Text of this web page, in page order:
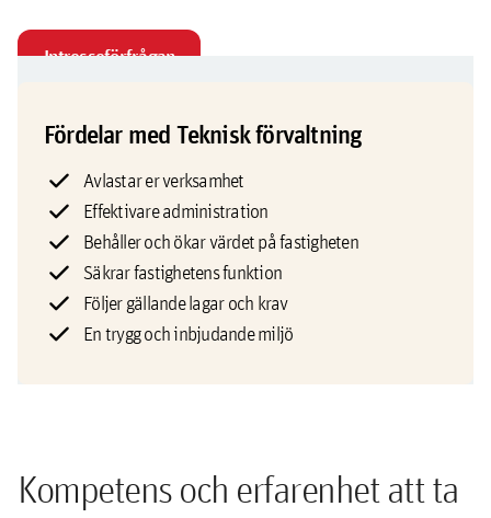
Intresseförfrågan
Fördelar med Teknisk förvaltning
Avlastar er verksamhet
Effektivare administration
Behåller och ökar värdet på fastigheten
Säkrar fastighetens funktion
Följer gällande lagar och krav
En trygg och inbjudande miljö
Kompetens och erfarenhet att ta